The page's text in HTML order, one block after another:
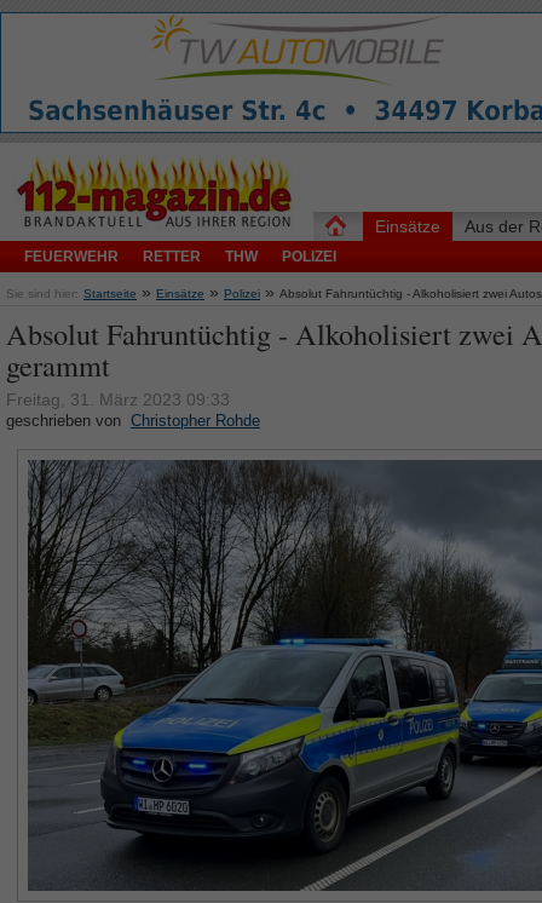
Einsätze
FEUERWEHR RETTER THW POLIZEI
Aus der
Sie sind hier: Startseite » Einsätze » Polizei » Absolut Fahruntüchtig - Alkoholisiert zwei
Absolut Fahruntüchtig - Alkoholisiert zwei
gerammt
Freitag, 31. März 2023 09:33
geschrieben von Christopher Rohde